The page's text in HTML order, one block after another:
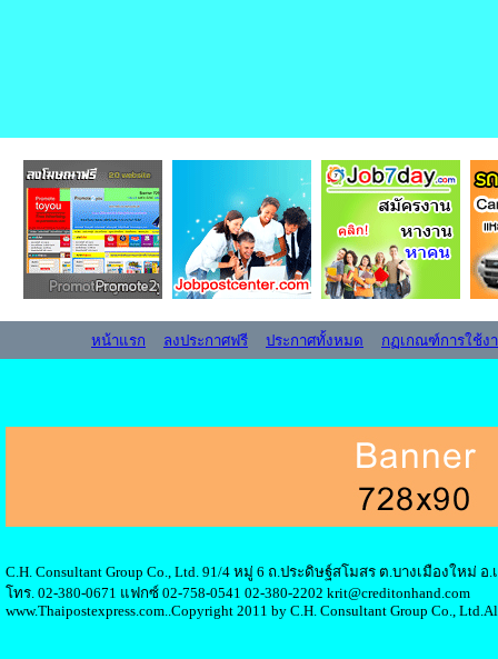
หน้าแรก ลงประกาศฟรี ประกาศทั้งหมด กฏเกณฑ์การใช้ง
C.H. Consultant Group Co., Ltd. 91/4 หมู่ 6 ถ.ประดิษฐ์สโมสร ต.บางเมืองใหม่ อ
โทร. 02-380-0671 แฟกซ์ 02-758-0541 02-380-2202 krit@creditonhand.com
www.Thaipostexpress.com..Copyright 2011 by C.H. Consultant Group Co.,